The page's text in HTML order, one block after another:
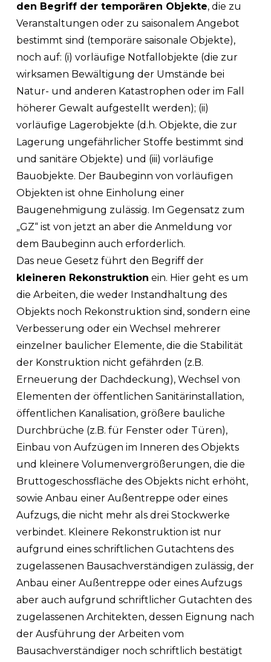
den Begriff der temporären Objekte, die zu
Veranstaltungen oder zu saisonalem Angebot
bestimmt sind (temporäre saisonale Objekte),
noch auf: (i) vorläufige Notfallobjekte (die zur
wirksamen Bewältigung der Umstände bei
Natur- und anderen Katastrophen oder im Fall
höherer Gewalt aufgestellt werden); (ii)
vorläufige Lagerobjekte (d.h. Objekte, die zur
Lagerung ungefährlicher Stoffe bestimmt sind
und sanitäre Objekte) und (iii) vorläufige
Bauobjekte. Der Baubeginn von vorläufigen
Objekten ist ohne Einholung einer
Baugenehmigung zulässig. Im Gegensatz zum
„GZ“ ist von jetzt an aber die Anmeldung vor
dem Baubeginn auch erforderlich.
Das neue Gesetz führt den Begriff der
kleineren Rekonstruktion ein. Hier geht es um
die Arbeiten, die weder Instandhaltung des
Objekts noch Rekonstruktion sind, sondern eine
Verbesserung oder ein Wechsel mehrerer
einzelner baulicher Elemente, die die Stabilität
der Konstruktion nicht gefährden (z.B.
Erneuerung der Dachdeckung), Wechsel von
Elementen der öffentlichen Sanitärinstallation,
öffentlichen Kanalisation, größere bauliche
Durchbrüche (z.B. für Fenster oder Türen),
Einbau von Aufzügen im Inneren des Objekts
und kleinere Volumenvergrößerungen, die die
Bruttogeschossfläche des Objekts nicht erhöht,
sowie Anbau einer Außentreppe oder eines
Aufzugs, die nicht mehr als drei Stockwerke
verbindet. Kleinere Rekonstruktion ist nur
aufgrund eines schriftlichen Gutachtens des
zugelassenen Bausachverständigen zulässig, der
Anbau einer Außentreppe oder eines Aufzugs
aber auch aufgrund schriftlicher Gutachten des
zugelassenen Architekten, dessen Eignung nach
der Ausführung der Arbeiten vom
Bausachverständiger noch schriftlich bestätigt